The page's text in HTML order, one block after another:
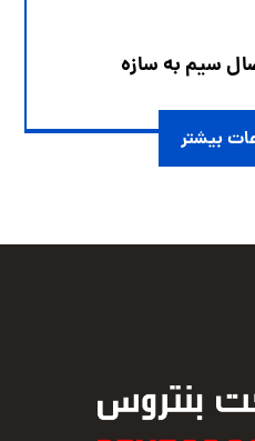
سیم به سازه
بیشتر